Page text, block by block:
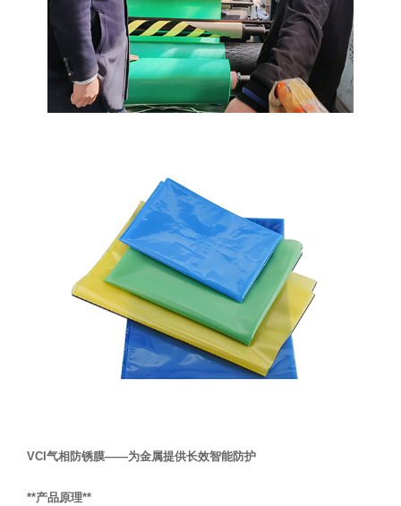
VCI气相防锈膜——为金属提供长效智能防护
**产品原理**